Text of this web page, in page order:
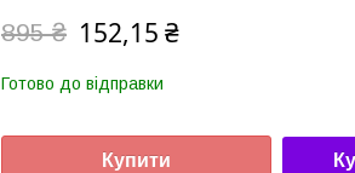
895 ₴ 152,15 ₴
Готово до відправки
Купити